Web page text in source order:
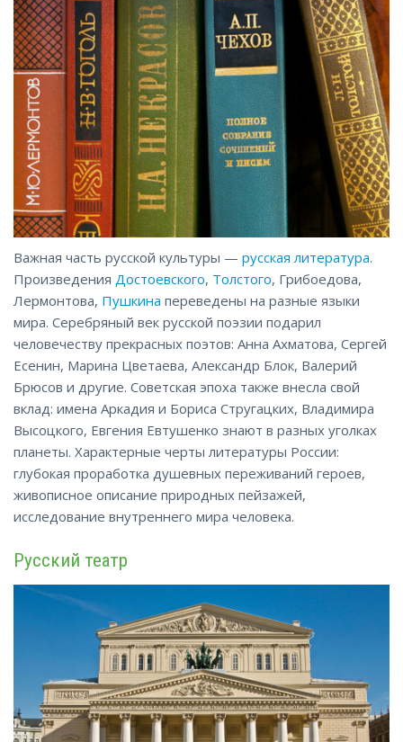
Важная часть русской культуры — русская литература.
Произведения Достоевского, Толстого, Грибоедова,
Лермонтова, Пушкина переведены на разные языки
мира. Серебряный век русской поэзии подарил
человечеству прекрасных поэтов: Анна Ахматова, Сергей
Есенин, Марина Цветаева, Александр Блок, Валерий
Брюсов и другие. Советская эпоха также внесла свой
вклад: имена Аркадия и Бориса Стругацких, Владимира
Высоцкого, Евгения Евтушенко знают в разных уголках
планеты. Характерные черты литературы России:
глубокая проработка душевных переживаний героев,
живописное описание природных пейзажей,
исследование внутреннего мира человека.
Русский театр